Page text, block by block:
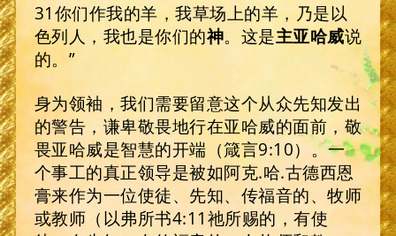
31你们作我的羊，我草场上的羊，乃是以
色列人，我也是你们的神。这是主亚哈威说
的。”
身为领袖，我们需要留意这个从众先知发出
的警告，谦卑敬畏地行在亚哈威的面前，敬
畏亚哈威是智慧的开端（箴言9:10）。一
个事工的真正领导是被如阿克.哈.古德西恩
膏来作为一位使徒、先知、传福音的、牧师
或教师（以弗所书4:11祂所赐的，有使